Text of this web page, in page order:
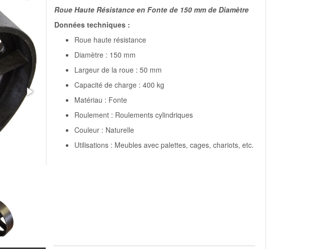
Roue Haute Résistance en Fonte de 150 mm de Diamètre
Données techniques :
Roue haute résistance
Diamètre : 150 mm
Largeur de la roue : 50 mm
Capacité de charge : 400 kg
Matériau : Fonte
Roulement : Roulements cylindriques
Couleur : Naturelle
Utilisations : Meubles avec palettes, cages, chariots, etc.